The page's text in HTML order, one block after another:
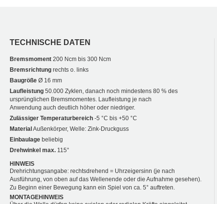
TECHNISCHE DATEN
Bremsmoment 200 Ncm bis 300 Ncm
Bremsrichtung rechts o. links
Baugröße Ø 16 mm
Laufleistung 50.000 Zyklen, danach noch mindestens 80 % des
ursprünglichen Bremsmomentes. Laufleistung je nach
Anwendung auch deutlich höher oder niedriger.
Zulässiger Temperaturbereich -5 °C bis +50 °C
MaterialAußenkörper, Welle: Zink-Druckguss
Einbaulage beliebig
Drehwinkel max. 115°
HINWEIS
Drehrichtungsangabe: rechtsdrehend = Uhrzeigersinn (je nach
Ausführung, von oben auf das Wellenende oder die Aufnahme gesehen).
Zu Beginn einer Bewegung kann ein Spiel von ca. 5° auftreten.
MONTAGEHINWEIS